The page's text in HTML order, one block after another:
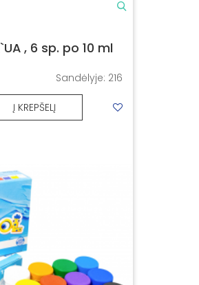
, 6 sp. po 10 ml
Sandėlyje: 216
Į KREPŠELĮ